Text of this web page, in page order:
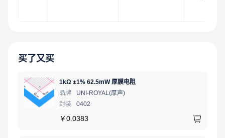
买了又买
1kΩ ±1% 62.5mW 厚膜电阻
品牌
UNI-ROYAL(厚声)
封装
0402
￥0.0383